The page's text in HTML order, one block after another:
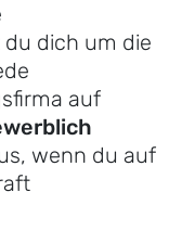
dich um die
auf
wenn du auf